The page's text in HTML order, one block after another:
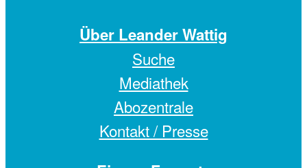
Über Leander Wattig
Suche
Mediathek
Abozentrale
Kontakt / Presse